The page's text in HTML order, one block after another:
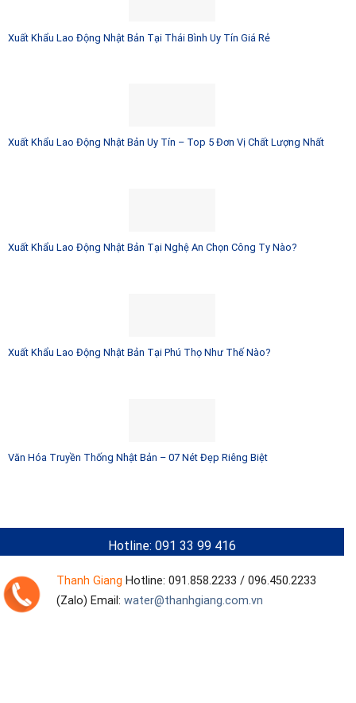
Xuất Khẩu Lao Động Nhật Bản Tại Thái Bình Uy Tín Giá Rẻ
Xuất Khẩu Lao Động Nhật Bản Uy Tín – Top 5 Đơn Vị Chất Lượng Nhất
Xuất Khẩu Lao Động Nhật Bản Tại Nghệ An Chọn Công Ty Nào?
Xuất Khẩu Lao Động Nhật Bản Tại Phú Thọ Như Thế Nào?
Văn Hóa Truyền Thống Nhật Bản – 07 Nét Đẹp Riêng Biệt
Hotline: 091 33 99 416
Thanh Giang Hotline: 091.858.2233 / 096.450.2233
(Zalo) Email: water@thanhgiang.com.vn